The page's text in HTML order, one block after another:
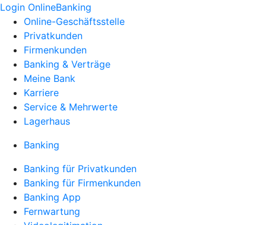
Login OnlineBanking
Online-Geschäftsstelle
Privatkunden
Firmenkunden
Banking & Verträge
Meine Bank
Karriere
Service & Mehrwerte
Lagerhaus
Banking
Banking für Privatkunden
Banking für Firmenkunden
Banking App
Fernwartung